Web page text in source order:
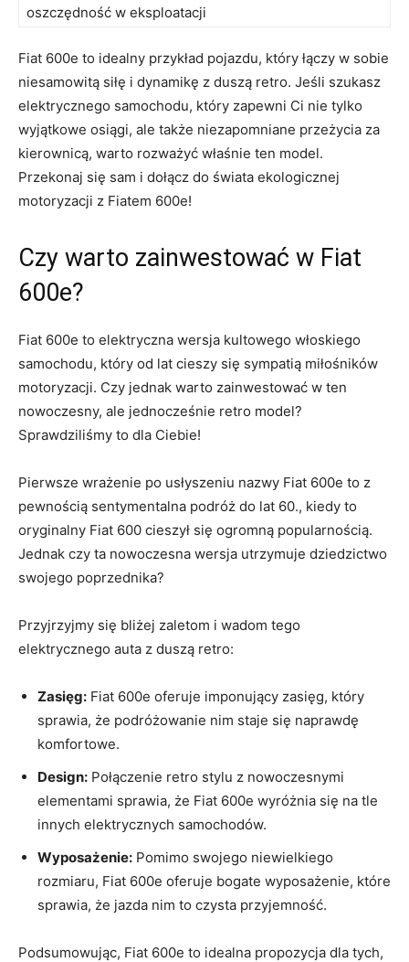
oszczędność w eksploatacji
Fiat 600e to idealny przykład pojazdu, który łączy w sobie
niesamowitą⁣ siłę i dynamikę ​z duszą retro. Jeśli szukasz⁤
elektrycznego samochodu, który‍ zapewni Ci nie tylko
⁢wyjątkowe osiągi, ale także niezapomniane przeżycia za
kierownicą, warto rozważyć⁣ właśnie ten model.
Przekonaj⁣ się sam i​ dołącz do‌ świata ekologicznej
motoryzacji z Fiatem 600e!
Czy warto zainwestować w Fiat
600e?
Fiat‍ 600e to elektryczna ‌wersja kultowego włoskiego⁤
samochodu, który od lat cieszy się‍ sympatią ‍miłośników
motoryzacji. Czy jednak⁤ warto zainwestować​ w ten
nowoczesny, ale jednocześnie ⁣retro ‍model?‌
Sprawdziliśmy to dla Ciebie!
Pierwsze wrażenie ⁣po usłyszeniu nazwy Fiat ⁤600e to z
pewnością sentymentalna podróż do lat ‌60., kiedy to
oryginalny ⁤Fiat ⁣600 ⁤cieszył się ogromną popularnością.
Jednak czy ta⁣ nowoczesna‍ wersja utrzymuje dziedzictwo
swojego poprzednika?
Przyjrzyjmy się ‍bliżej zaletom i wadom tego
elektrycznego auta z duszą retro:
Zasięg: Fiat 600e oferuje imponujący zasięg, który
sprawia, że⁢ podróżowanie nim staje się ⁤naprawdę
komfortowe.
Design: Połączenie retro stylu z nowoczesnymi
elementami sprawia, że Fiat 600e wyróżnia się na tle
innych elektrycznych samochodów.
Wyposażenie: Pomimo⁤ swojego niewielkiego
rozmiaru,‌ Fiat 600e oferuje bogate wyposażenie, które
sprawia, że ⁤jazda nim ​to czysta przyjemność.
Podsumowując, Fiat 600e to idealna propozycja‍ dla tych,